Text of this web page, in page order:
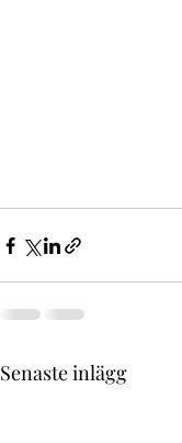
Senaste inlägg